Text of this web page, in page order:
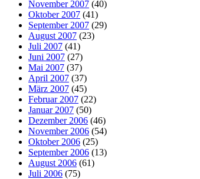
November 2007 (40)
Oktober 2007 (41)
September 2007 (29)
August 2007 (23)
Juli 2007 (41)
Juni 2007 (27)
Mai 2007 (37)
April 2007 (37)
März 2007 (45)
Februar 2007 (22)
Januar 2007 (50)
Dezember 2006 (46)
November 2006 (54)
Oktober 2006 (25)
September 2006 (13)
August 2006 (61)
Juli 2006 (75)